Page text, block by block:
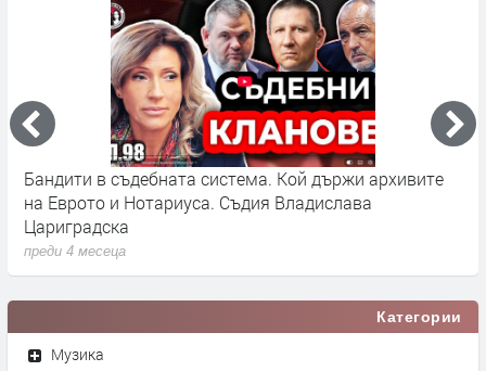
Бандити в съдебната система. Кой държи архивите
на Еврото и Нотариуса. Съдия Владислава
Цариградска
преди 4 месеца
Категории
Музика